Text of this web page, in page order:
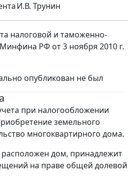
И.В. Трунин
налоговой и таможенно-
РФ от 3 ноября 2010 г.
опубликован не был
при налогообложении
земельного
многоквартирного дома.
дом, принадлежит
на праве общей долевой